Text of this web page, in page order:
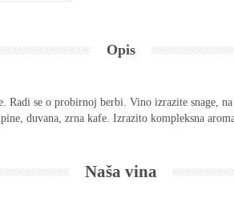
Opis
Radi se o probirnoj berbi. Vino izrazite snage,
duvana, zrna kafe. Izrazito kompleksna
Naša vina